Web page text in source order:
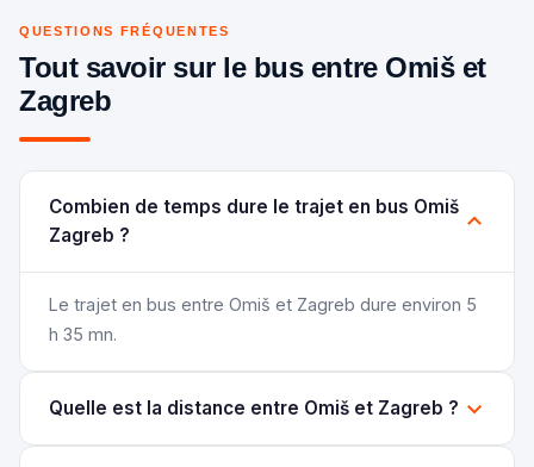
QUESTIONS FRÉQUENTES
Tout savoir sur le bus entre Omiš et
Zagreb
Combien de temps dure le trajet en bus Omiš
Zagreb ?
Le trajet en bus entre Omiš et Zagreb dure environ 5
h 35 mn.
Quelle est la distance entre Omiš et Zagreb ?